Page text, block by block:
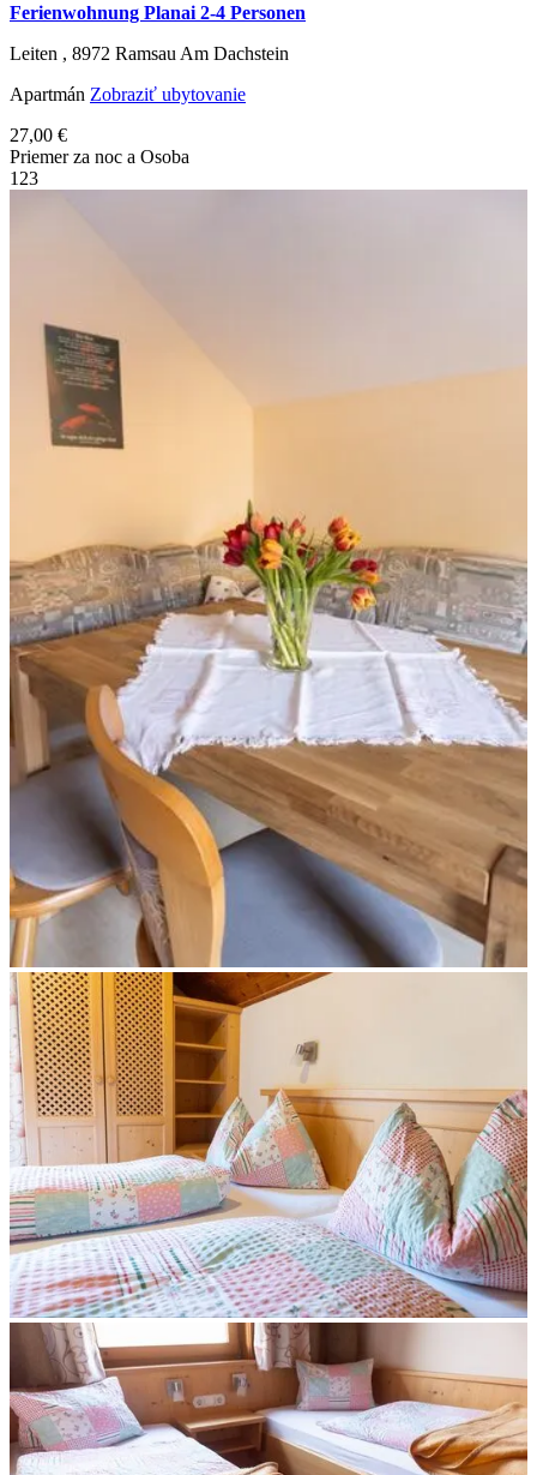
Ferienwohnung Planai 2-4 Personen
Leiten , 8972 Ramsau Am Dachstein
Apartmán Zobraziť ubytovanie
27,00 €
Priemer za noc a Osoba
1 23